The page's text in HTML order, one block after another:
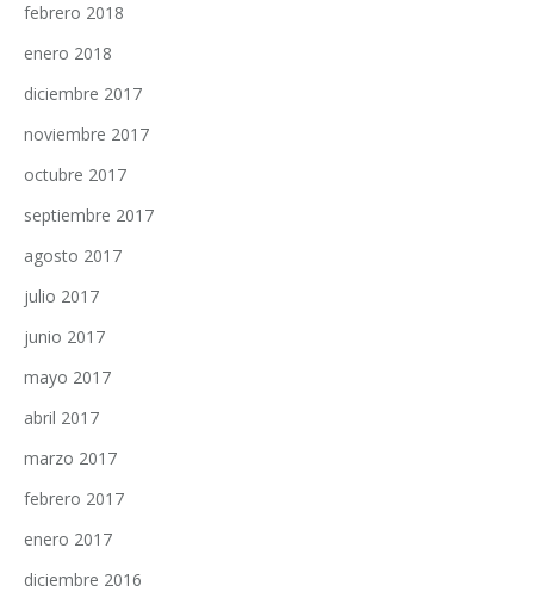
febrero 2018
enero 2018
diciembre 2017
noviembre 2017
octubre 2017
septiembre 2017
agosto 2017
julio 2017
junio 2017
mayo 2017
abril 2017
marzo 2017
febrero 2017
enero 2017
diciembre 2016